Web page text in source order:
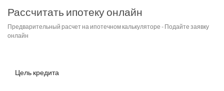
Рассчитать ипотеку онлайн
Предварительный расчет на ипотечном калькуляторе - Подайте заявку
онлайн
Цель кредита